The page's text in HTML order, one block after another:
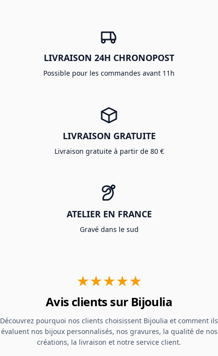
LIVRAISON 24H CHRONOPOST
Possible pour les commandes avant 11h
LIVRAISON GRATUITE
Livraison gratuite à partir de 80 €
ATELIER EN FRANCE
Gravé dans le sud
★★★★★
Avis clients sur Bijoulia
Découvrez pourquoi nos clients choisissent Bijoulia et comment ils
évaluent nos bijoux personnalisés, nos gravures, la qualité de nos
créations, la livraison et notre service client.